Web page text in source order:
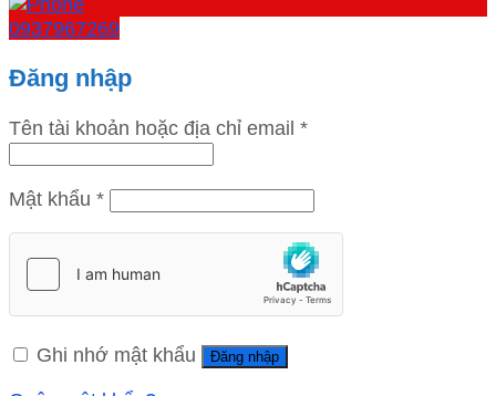
0937967269
Đăng nhập
Tên tài khoản hoặc địa chỉ email *
Mật khẩu *
Ghi nhớ mật khẩu Đăng nhập